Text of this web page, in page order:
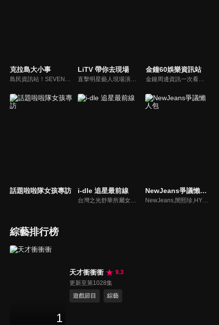
克拉島大小事
島民資訊站！SEVENTEEN近期資訊報你知
LiTV 帶你去現場
直擊明星藝人現場演出，體驗當下火熱氣氛
金鐘60娛樂資訊站
金鐘周邊資訊一次看，一起預測金鐘得主！
話題啦啦隊女孩專訪 i-dle 追星最前線
台灣之光舒華所屬女團最新消息報你知
NewJeans爭議懶人包
NewJeans,閔熙珍,HYBE爭議懶人包
綜藝排行榜
1
天才衝衝衝
9.3
更新至第1028集
遊戲節目
綜藝